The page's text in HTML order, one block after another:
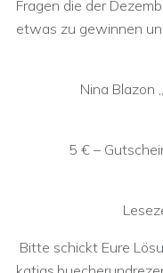
Fragen die der
etwas zu gewinnen
Nina Blazon
5 € –
Bitte schickt Eure